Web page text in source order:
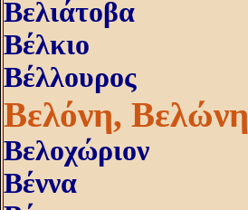
Βελιάτοβα
Βέλκιο
Βέλλουρος
Βελόνη, Bελώνη
Βελοχώριον
Βέννα